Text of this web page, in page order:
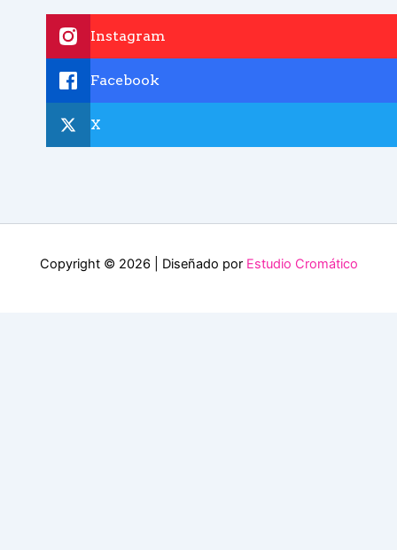
Instagram
Facebook
X
Copyright © 2026 | Diseñado por Estudio Cromático